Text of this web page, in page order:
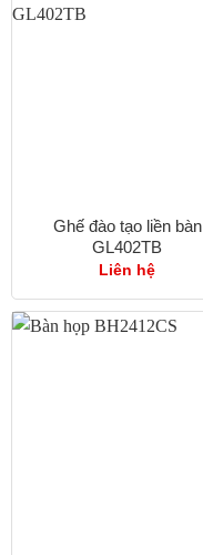
Ghế đào tạo liền bàn
GL402TB
Liên hệ